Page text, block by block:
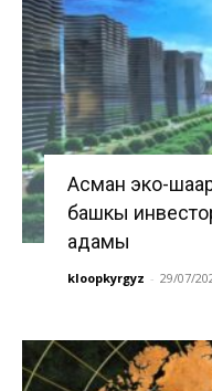
Асман эко-
башкы
адамы
kloopkyrgyz - 29/07/